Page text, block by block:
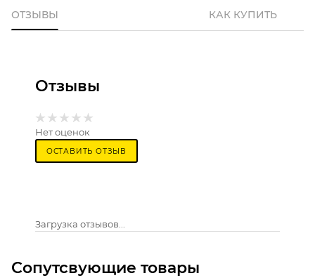
ОТЗЫВЫ КАК КУПИТЬ
Отзывы
Нет оценок
ОСТАВИТЬ ОТЗЫВ
Загрузка отзывов...
Сопутсвующие товары